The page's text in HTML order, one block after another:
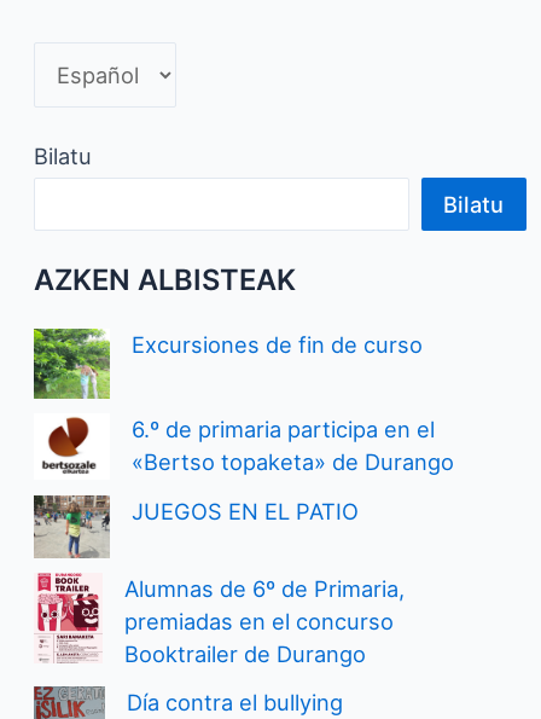
Bilatu
Bilatu
AZKEN ALBISTEAK
Excursiones de fin de curso
6.º de primaria participa en el
«Bertso topaketa» de Durango
JUEGOS EN EL PATIO
Alumnas de 6º de Primaria,
premiadas en el concurso
Booktrailer de Durango
Día contra el bullying